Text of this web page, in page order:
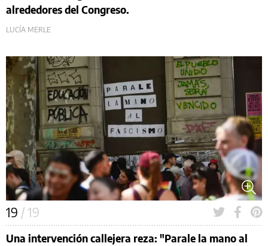
alrededores del Congreso.
LUCÍA MERLE
19 / 19
Una intervención callejera reza: "Parale la mano al